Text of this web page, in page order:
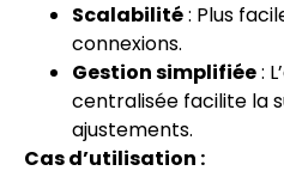
Scalabilité: Plus
connexions.
Gestion simplifiée:
centralisée facilite la
ajustements.
Cas d’utilisation :